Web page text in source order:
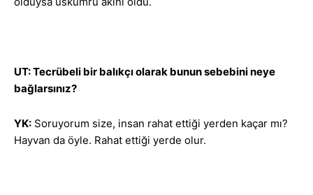
UT: Tecrübeli bir balıkçı olarak bunun sebebini neye
bağlarsınız?
YK: Soruyorum size, insan rahat ettiği yerden kaçar mı?
Hayvan da öyle. Rahat ettiği yerde olur.